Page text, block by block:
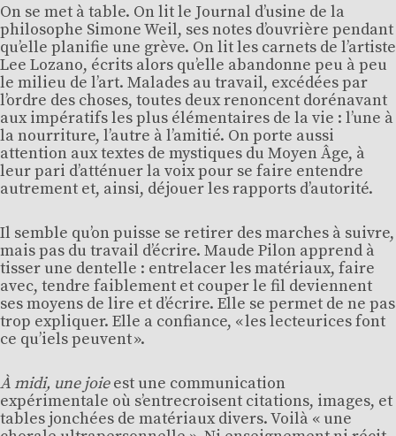
On se met à table. On lit le Journal d’usine de la
philosophe Simone Weil, ses notes d’ouvrière pendant
qu’elle planifie une grève. On lit les carnets de l’artiste
Lee Lozano, écrits alors qu’elle abandonne peu à peu
le milieu de l’art. Malades au travail, excédées par
l’ordre des choses, toutes deux renoncent dorénavant
aux impératifs les plus élémentaires de la vie : l’une à
la nourriture, l’autre à l’amitié. On porte aussi
attention aux textes de mystiques du Moyen Âge, à
leur pari d’atténuer la voix pour se faire entendre
autrement et, ainsi, déjouer les rapports d’autorité.
Il semble qu’on puisse se retirer des marches à suivre,
mais pas du travail d’écrire. Maude Pilon apprend à
tisser une dentelle : entrelacer les matériaux, faire
avec, tendre faiblement et couper le fil deviennent
ses moyens de lire et d’écrire. Elle se permet de ne pas
trop expliquer. Elle a confiance, « les lecteurices font
ce qu’iels peuvent ».
À midi, une joieest une communication
expérimentale où s’entrecroisent citations, images, et
tables jonchées de matériaux divers. Voilà « une